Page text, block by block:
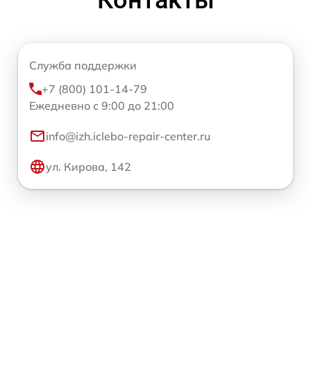
Служба поддержки
+7 (800) 101-14-79
Ежедневно с 9:00 до 21:00
info@izh.iclebo-repair-center.ru
ул. Кирова, 142